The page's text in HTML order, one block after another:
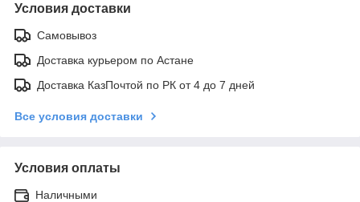
Условия доставки
Самовывоз
Доставка курьером по Астане
Доставка КазПочтой по РК от 4 до 7 дней
Все условия доставки
Условия оплаты
Наличными